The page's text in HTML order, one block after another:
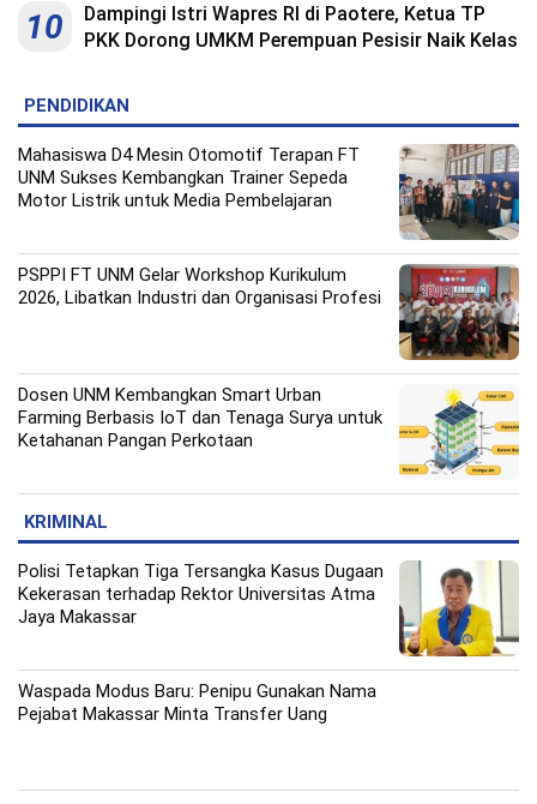
10
Dampingi Istri Wapres RI di Paotere, Ketua TP
PKK Dorong UMKM Perempuan Pesisir Naik Kelas
PENDIDIKAN
Mahasiswa D4 Mesin Otomotif Terapan FT
UNM Sukses Kembangkan Trainer Sepeda
Motor Listrik untuk Media Pembelajaran
PSPPI FT UNM Gelar Workshop Kurikulum
2026, Libatkan Industri dan Organisasi Profesi
Dosen UNM Kembangkan Smart Urban
Farming Berbasis IoT dan Tenaga Surya untuk
Ketahanan Pangan Perkotaan
KRIMINAL
Polisi Tetapkan Tiga Tersangka Kasus Dugaan
Kekerasan terhadap Rektor Universitas Atma
Jaya Makassar
Waspada Modus Baru: Penipu Gunakan Nama
Pejabat Makassar Minta Transfer Uang